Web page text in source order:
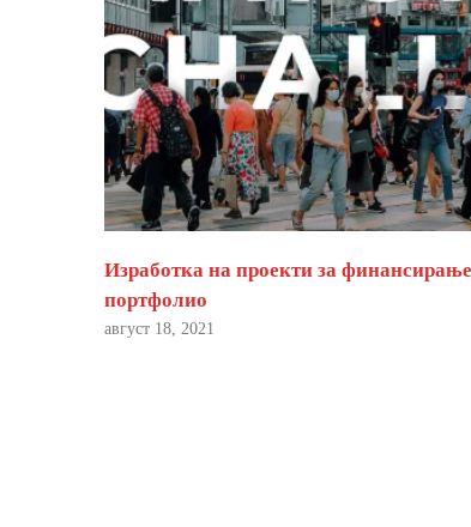
Изработка на проекти за
портфолио
август 18, 2021